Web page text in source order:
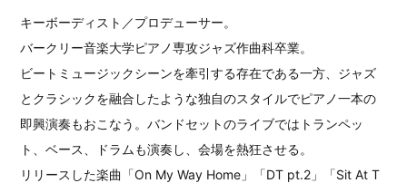
キーボーディスト／プロデューサー。
バークリー音楽大学ピアノ専攻ジャズ作曲科卒業。
ビートミュージックシーンを牽引する存在である一方、ジャズ
とクラシックを融合したような独自のスタイルでピアノ一本の
即興演奏もおこなう。バンドセットのライブではトランペッ
ト、ベース、ドラムも演奏し、会場を熱狂させる。
リリースした楽曲「On My Way Home」「DT pt.2」「Sit At T